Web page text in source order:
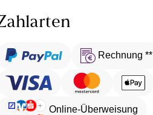
Rechnung **
Online-Überweisung